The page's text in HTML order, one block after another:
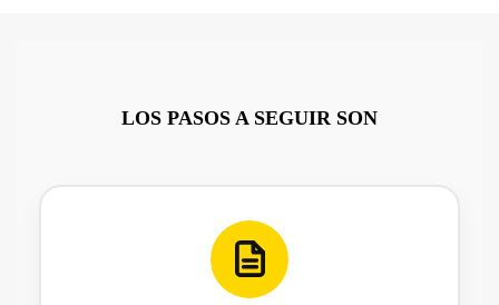
LOS PASOS A SEGUIR SON